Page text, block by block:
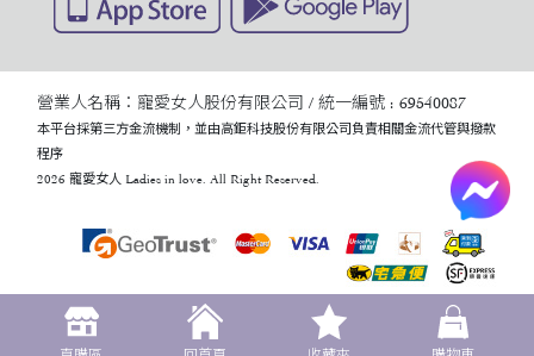
營業人名稱：寵愛女人股份有限公司 / 統一編號 : 69540087
本平台採第三方金流機制，並由高鉅科技股份有限公司負責相關金流代管與撥款
程序
2026 寵愛女人 Ladies in love. All Right Reserved.